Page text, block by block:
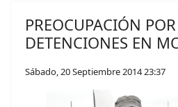
PREOCUPACIÓN
DETENCIONES EN
Sábado, 20 Septiembre 2014 23:37